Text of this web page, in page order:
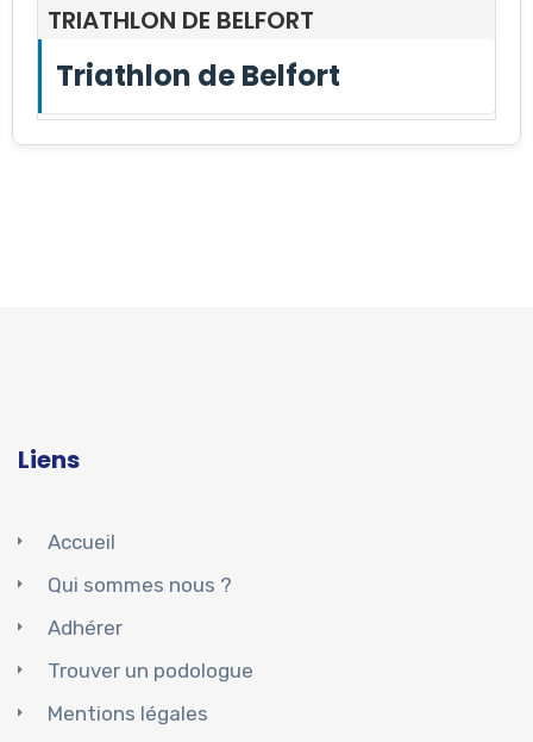
TRIATHLON DE BELFORT
Triathlon de Belfort
Liens
Accueil
Qui sommes nous ?
Adhérer
Trouver un podologue
Mentions légales